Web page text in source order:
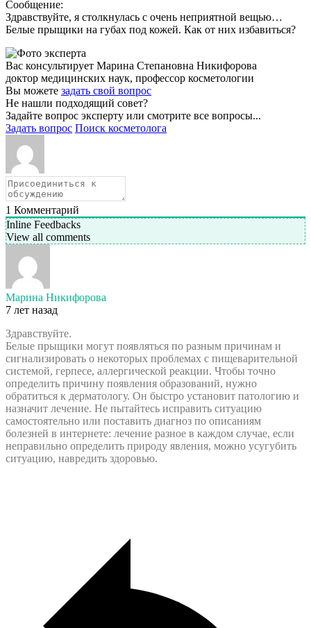
Сообщение:
Здравствуйте, я столкнулась с очень неприятной вещью…
Белые прыщики на губах под кожей. Как от них избавиться?
Вас консультирует Марина Степановна Никифорова
доктор медицинских наук, профессор косметологии
Вы можете задать свой вопрос
Не нашли подходящий совет?
Задайте вопрос эксперту или смотрите все вопросы...
Задать вопрос Поиск косметолога
1 Комментарий
Inline Feedbacks
View all comments
Марина Никифорова
7 лет назад
Здравствуйте.
Белые прыщики могут появляться по разным причинам и
сигнализировать о некоторых проблемах с пищеварительной
системой, герпесе, аллергической реакции. Чтобы точно
определить причину появления образований, нужно
обратиться к дерматологу. Он быстро установит патологию и
назначит лечение. Не пытайтесь исправить ситуацию
самостоятельно или поставить диагноз по описаниям
болезней в интернете: лечение разное в каждом случае, если
неправильно определить природу явления, можно усугубить
ситуацию, навредить здоровью.